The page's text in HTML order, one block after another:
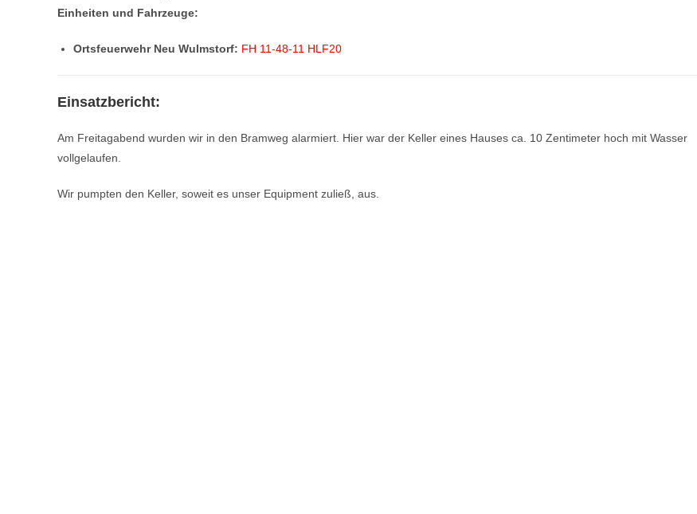
Einheiten und Fahrzeuge:
Ortsfeuerwehr Neu Wulmstorf: FH 11-48-11 HLF20
Einsatzbericht:
Am Freitagabend wurden wir in den Bramweg alarmiert. Hier war der Keller eines Hauses ca. 10 Zentimeter hoch mit Wasser
vollgelaufen.
Wir pumpten den Keller, soweit es unser Equipment zuließ, aus.